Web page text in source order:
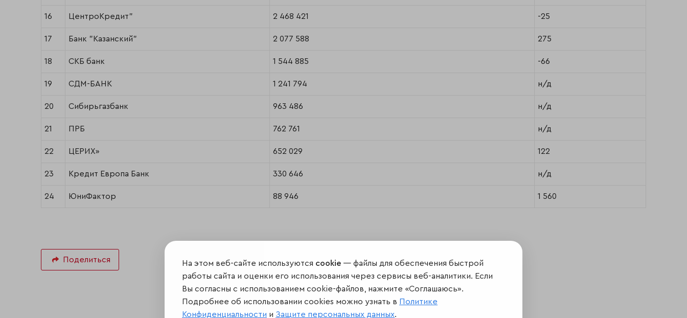
16 ЦентроКредит" 2 468 421 -25
17 Банк "Казанский" 2 077 588 275
18 СКБ банк 1 544 885 -66
19 СДМ-БАНК 1 241 794 н/д
20 Сибирьгазбанк 963 486 н/д
21 ПРБ 762 761 н/д
22 ЦЕРИХ» 652 029 122
23 Кредит Европа Банк 330 646 н/д
24 ЮниФактор 88 946 1 560
Поделиться На этом веб-сайте используются cookie — файлы для обеспечения быстрой
работы сайта и оценки его использования через сервисы веб-аналитики. Если
Вы согласны с использованием cookie-файлов, нажмите «Соглашаюсь».
Подробнее об использовании cookies можно узнать в Политике
Конфиденциальности и Защите персональных данных.